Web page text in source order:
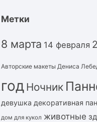
Метки
8 марта 14 февраля
Авторские макеты Дениса
год Ночник
девушка декоративная
дом для кукол животные